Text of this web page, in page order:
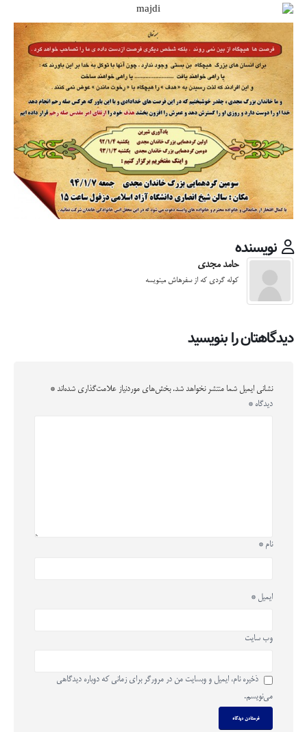
نویسنده
حامد مجدی
کوله گردی که از سفرهاش مینویسه
دیدگاهتان را بنویسید
نشانی ایمیل شما منتشر نخواهد شد. بخش‌های موردنیاز علامت‌گذاری شده‌اند *
دیدگاه *
نام *
ایمیل *
وب‌ سایت
ذخیره نام، ایمیل و وبسایت من در مرورگر برای زمانی که دوباره دیدگاهی
می‌نویسم.